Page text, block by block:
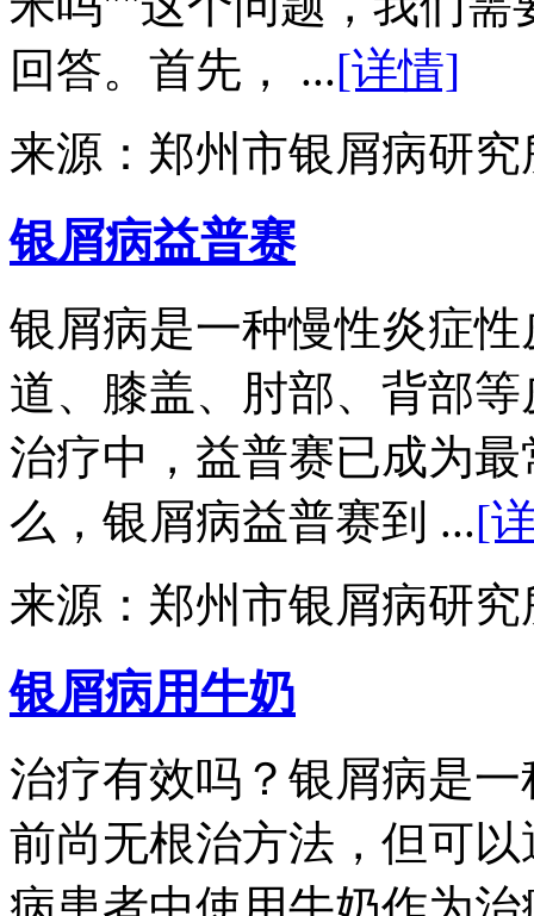
回答。首先， ...[详情]
来源：郑州市银屑病研
银屑病益普赛
银屑病是一种慢性炎症
道、膝盖、肘部、背部
治疗中，益普赛已成为
么，银屑病益普赛到 ...[
来源：郑州市银屑病研
银屑病用牛奶
治疗有效吗？银屑病是
前尚无根治方法，但可